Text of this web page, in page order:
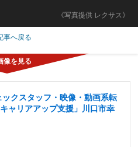
《写真提供 レクサス》
事へ戻る
ックスタッフ・映像・動画系転
ャリアアップ支援」川口市幸